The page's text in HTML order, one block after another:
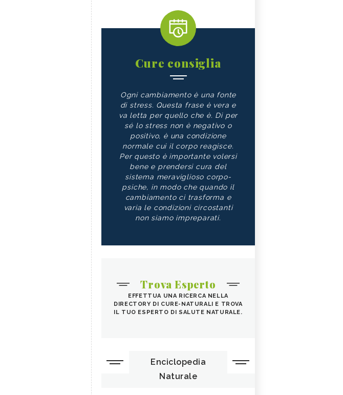
Cure consiglia
Ogni cambiamento è una fonte
di stress. Questa frase è vera e
va letta per quello che è. Di per
sé lo stress non è negativo o
positivo, è una condizione
normale cui il corpo reagisce.
Per questo è importante volersi
bene e prendersi cura del
sistema meraviglioso corpo-
psiche, in modo che quando il
cambiamento ci trasforma e
varia le condizioni circostanti
non siamo impreparati.
Trova Esperto
EFFETTUA UNA RICERCA NELLA
DIRECTORY DI CURE-NATURALI E TROVA
IL TUO ESPERTO DI SALUTE NATURALE.
Enciclopedia
Naturale